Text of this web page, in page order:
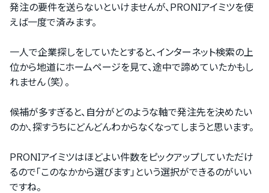
発注の要件を送らないといけませんが、PRONIアイミツを使
えば一度で済みます。
一人で企業探しをしていたとすると、インターネット検索の上
位から地道にホームページを見て、途中で諦めていたかもし
れません（笑）。
候補が多すぎると、自分がどのような軸で発注先を決めたい
のか、探すうちにどんどんわからなくなってしまうと思います。
PRONIアイミツはほどよい件数をピックアップしていただけ
るので「このなかから選びます」という選択ができるのがいい
ですね。